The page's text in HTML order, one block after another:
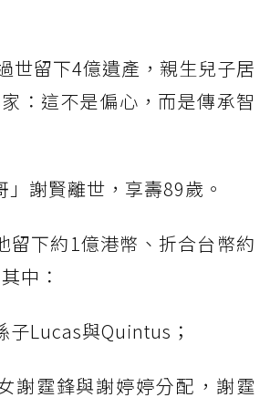
世留下4億遺產，親生兒子居
：這不是偏心，而是傳承智
」謝賢離世，享壽89歲。
留下約1億港幣、折合台幣約
中：
子Lucas與Quintus；
謝霆鋒與謝婷婷分配，謝霆